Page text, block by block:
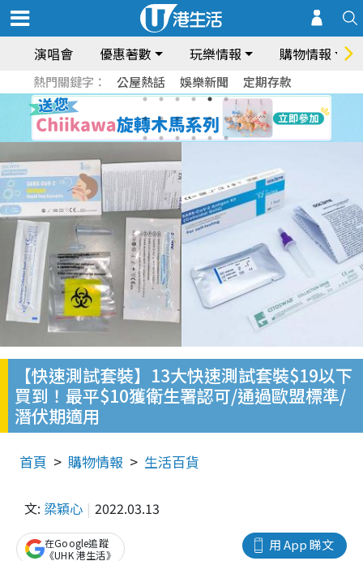
演唱會 優惠著數 玩樂情報 購物情報
熱門關鍵字： 公屋熱話 娛樂新聞 定期存款
【快速測試套裝】13大快速測試套裝$19以下
買到！最平$10獲衛生署認可/通過歐盟標準/
潛伏期適用
首頁 購物情報 生活百貨
文: 梁穎心 2022.03.13
用 App 睇文
在Google追蹤
《UHK 港生活》